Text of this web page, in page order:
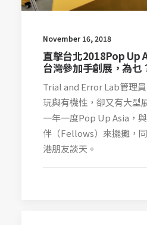
November 16, 2018
直擊台北2018Pop Up
台灣參加手創展，為乜
Trial and Error Lab管理
玩與有機性，卻又有大型
一年一度Pop Up Asia，
伴（Fellows）來擺攤，
港朋友談天。